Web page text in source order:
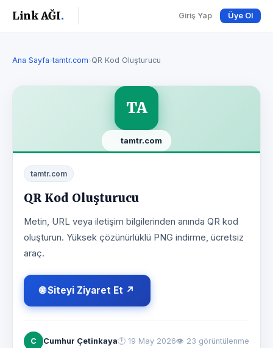
Link AĞI. Giriş Yap Üye Ol
Ana Sayfa›tamtr.com›QR Kod Oluşturucu
TA
tamtr.com
tamtr.com
QR Kod Oluşturucu
Metin, URL veya iletişim bilgilerinden anında QR kod
oluşturun. Yüksek çözünürlüklü PNG indirme, ücretsiz
araç.
🌐 Siteyi Ziyaret Et ↗
C Cumhur Çetinkaya🕐 19 May 2026👁 23 görüntülenme